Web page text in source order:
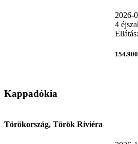
2026-
4
Kappadókia
Törökország, Török Riviéra